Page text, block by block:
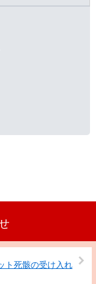
ト死骸の受け入れ